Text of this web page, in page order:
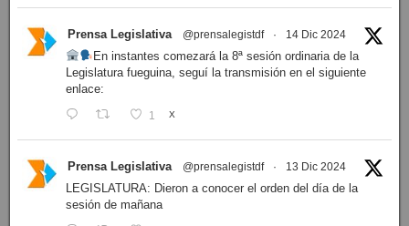
Prensa Legislativa @prensalegistdf · 14 Dic 2024
En instantes comezará la 8ª sesión ordinaria de la
Legislatura fueguina, seguí la transmisión en el siguiente
enlace:
1 X
Prensa Legislativa @prensalegistdf · 13 Dic 2024
LEGISLATURA: Dieron a conocer el orden del día de la
sesión de mañana